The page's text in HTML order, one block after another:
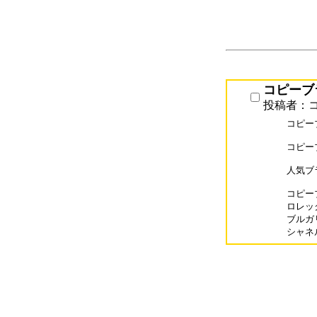
コピー
投稿者：
コピ
コピ
人気
コピ
ロレ
ブル
シャ